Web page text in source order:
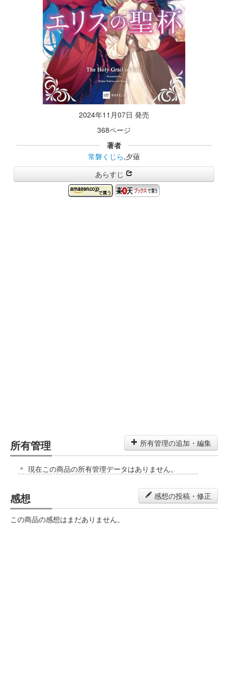
2024年11月07日 発売
368ページ
著者
常磐くじら,夕薙
あらすじ
所有管理 所有管理の追加・編集
現在この商品の所有管理データはありません。
感想 感想の投稿・修正
この商品の感想はまだありません。